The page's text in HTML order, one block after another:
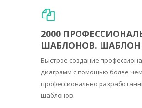
2000
ШАБЛОНОВ.
Быстрое создание
диаграмм с помощью более
профессионально
шаблонов.